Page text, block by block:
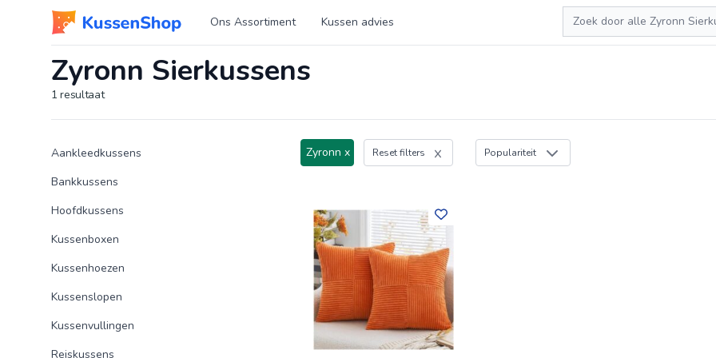
Logo www.kussenshop.nl Ons Assortiment Kussen advies
Zoeken
Zyronn Sierkussens
1resultaat
Producten
Product categorieën
Aankleedkussens
Bankkussens
Hoofdkussens
Kussenboxen
Kussenhoezen
Kussenslopen
Kussenvullingen
Reiskussens
Zyronn x Reset filters Populariteit